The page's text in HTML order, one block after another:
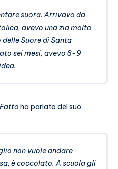
suora. Arrivavo da
avevo una zia molto
Suore di Santa
sei mesi, avevo 8-9
ha parlato del suo
non vuole andare
è coccolato. A scuola gli